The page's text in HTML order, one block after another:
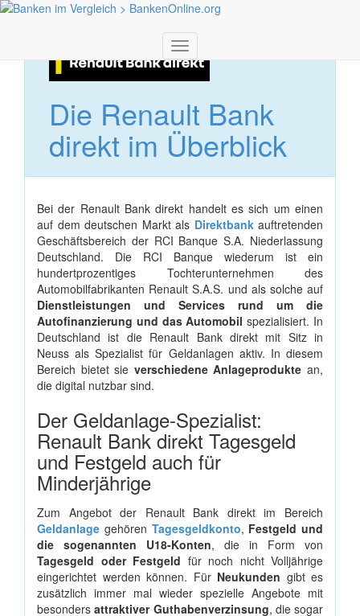
Toggle
navigation
Die Renault Bank
direkt im Überblick
Bei der Renault Bank direkt handelt es sich um einen
auf dem deutschen Markt als Direktbankauftretenden
Geschäftsbereich der RCI Banque S.A. Niederlassung
Deutschland. Die RCI Banque wiederum ist ein
hundertprozentiges Tochterunternehmen des
Automobilfabrikanten Renault S.A.S. und als solche auf
Dienstleistungen und Services rund um die
Autofinanzierung und das Automobil spezialisiert. In
Deutschland ist die Renault Bank direkt mit Sitz in
Neuss als Spezialist für Geldanlagen aktiv. In diesem
Bereich bietet sie verschiedene Anlageprodukte an,
die digital nutzbar sind.
Der Geldanlage-Spezialist:
Renault Bank direkt Tagesgeld
und Festgeld auch für
Minderjährige
Zum Angebot der Renault Bank direkt im Bereich
Geldanlage gehören Tagesgeldkonto, Festgeld und
die sogenannten U18-Konten, die in Form von
Tagesgeld oder Festgeld für noch nicht Volljährige
eingerichtet werden können. Für Neukunden gibt es
zusätzlich immer mal wieder spezielle Angebote mit
besondersattraktiver Guthabenverzinsung, die sogar